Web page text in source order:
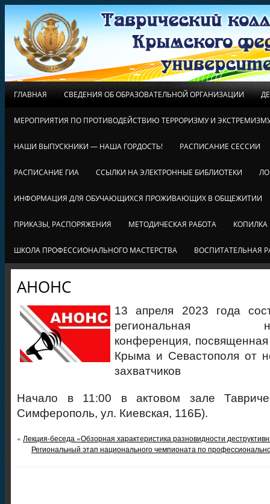
ГЛАВНАЯ СВЕДЕНИЯ ОБ ОБРАЗОВАТЕЛЬНОЙ ОРГАНИЗАЦИИ
МЕРОПРИЯТИЯ ПО ПРОТИВОДЕЙСТВИЮ ТЕРРОРИЗМУ И
НАШИ ВЫПУСКНИКИ — НАША ГОРДОСТЬ! РАСПИСАНИЕ СЕССИИ
РАСПИСАНИЕ ГИА ССЫЛКИ НА ЭЛЕКТРОННЫЕ БИБЛИОТЕКИ
ИНФОРМАЦИЯ ДЛЯ ОБУЧАЮЩИХСЯ ПРОЖИВАЮЩИХ В ОБЩЕЖИТИИ
ПРИКАЗЫ, РАСПОРЯЖЕНИЯ МЕТОДИЧЕСКАЯ РАБОТА КОПИЛКА
ШКОЛА ПРОФЕССИОНАЛЬНОГО МАСТЕРСТВА ВОСПИТАТЕЛЬНАЯ
АНОНС
13 апреля 2023 года
региональная
конференция,
Крыма и Севастополя от
захватчиков
Начало в 11:00 в актовом зале
Симферополь, ул. Киевская, 116Б).
« Лекция-беседа «Обзорная характеристика разновидности
Региональный этап национального чемпионата по